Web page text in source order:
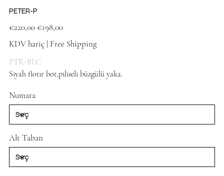
PETER-P
fiyat
€220,00
İndirimli
fiyat
€198,00
KDV hariç | Free Shipping
PTR-BLC
Siyah flotır bot,piliseli büzgülü yaka.
Numara
Alt Taban